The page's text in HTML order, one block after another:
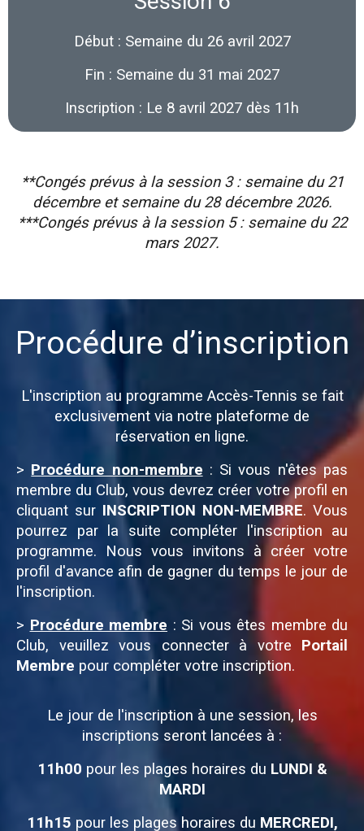
Début : Semaine du 26 avril 2027
Fin : Semaine du 31 mai 2027
Inscription : Le 8 avril 2027 dès 11h
**Congés prévus à la session 3 : semaine du 21
décembre et semaine du 28 décembre 2026.
***Congés prévus à la session 5 : semaine du 22
mars 2027.
Procédure d’inscription
L'inscription au programme Accès-Tennis se fait
exclusivement via notre plateforme de
réservation en ligne.
> Procédure non-membre : Si vous n'êtes pas
membre du Club, vous devrez créer votre profil en
cliquant sur INSCRIPTION NON-MEMBRE. Vous
pourrez par la suite compléter l'inscription au
programme. Nous vous invitons à créer votre
profil d'avance afin de gagner du temps le jour de
l'inscription.
> Procédure membre : Si vous êtes membre du
Club, veuillez vous connecter à votre Portail
Membre pour compléter votre inscription.
Le jour de l'inscription à une session, les
inscriptions seront lancées à :
11h00 pour les plages horaires du LUNDI &
MARDI
11h15 pour les plages horaires du MERCREDI,